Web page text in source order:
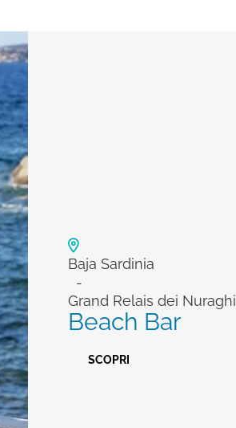
Baja Sardinia
Grand Relais dei Nuraghi
Beach Bar
SCOPRI